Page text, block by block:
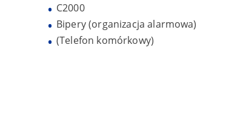
C2000
Bipery (organizacja alarmowa)
(Telefon komórkowy)